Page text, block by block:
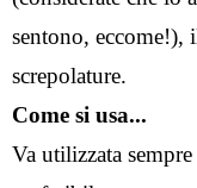
sentono, eccome!),
screpolature.
Come si usa...
Va utilizzata